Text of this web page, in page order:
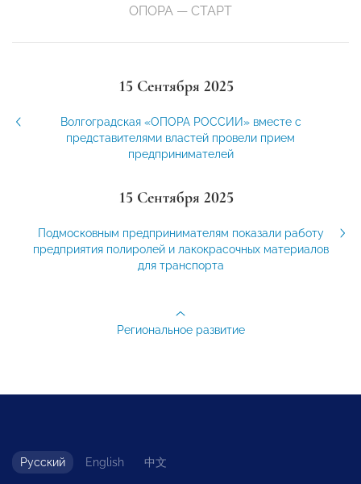
ОПОРА — СТАРТ
15 Сентября 2025
Волгоградская «ОПОРА РОССИИ» вместе с
представителями властей провели прием
предпринимателей
15 Сентября 2025
Подмосковным предпринимателям показали работу
предприятия полиролей и лакокрасочных материалов
для транспорта
Региональное развитие
Русский English 中文